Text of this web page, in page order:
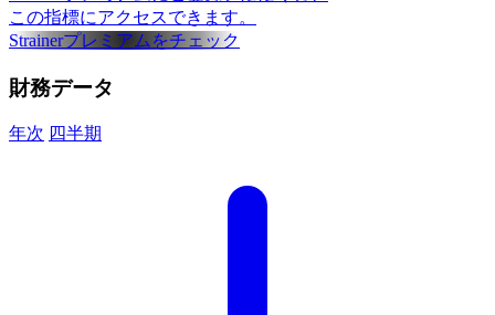
この指標にアクセスできます。
Strainerプレミアムをチェック
財務データ
年次 四半期